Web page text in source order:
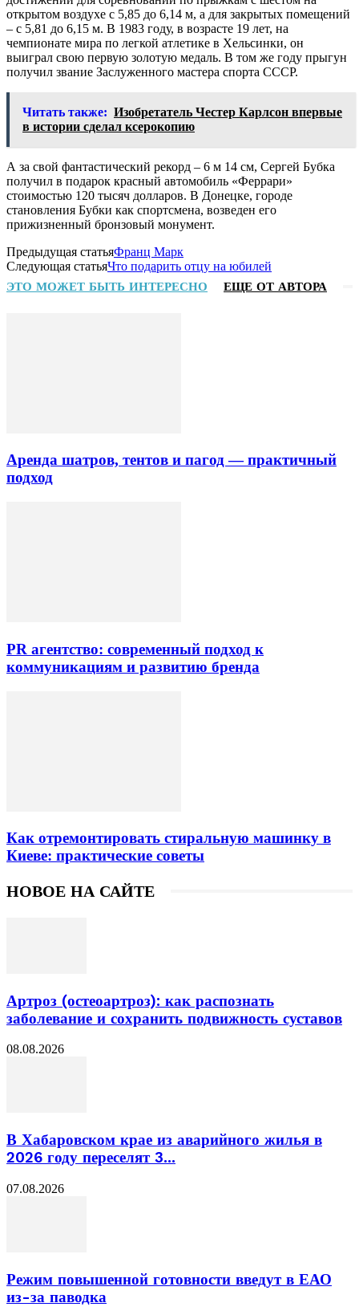
открытом воздухе с 5,85 до 6,14 м, а для закрытых помещений
– с 5,81 до 6,15 м. В 1983 году, в возрасте 19 лет, на
чемпионате мира по легкой атлетике в Хельсинки, он
выиграл свою первую золотую медаль. В том же году прыгун
получил звание Заслуженного мастера спорта СССР.
Читать также: Изобретатель Честер Карлсон впервые
в истории сделал ксерокопию
А за свой фантастический рекорд – 6 м 14 см, Сергей Бубка
получил в подарок красный автомобиль «Феррари»
стоимостью 120 тысяч долларов. В Донецке, городе
становления Бубки как спортсмена, возведен его
прижизненный бронзовый монумент.
Предыдущая статьяФранц Марк
Следующая статьяЧто подарить отцу на юбилей
ЭТО МОЖЕТ БЫТЬ ИНТЕРЕСНО ЕЩЕ ОТ АВТОРА
Аренда шатров, тентов и пагод — практичный
подход
PR агентство: современный подход к
коммуникациям и развитию бренда
Как отремонтировать стиральную машинку в
Киеве: практические советы
НОВОЕ НА САЙТЕ
Артроз (остеоартроз): как распознать
заболевание и сохранить подвижность суставов
08.08.2026
В Хабаровском крае из аварийного жилья в
2026 году переселят 3...
07.08.2026
Режим повышенной готовности введут в ЕАО
из-за паводка